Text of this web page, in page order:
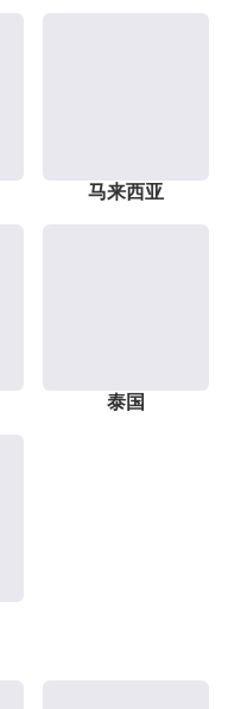
马来西亚
泰国